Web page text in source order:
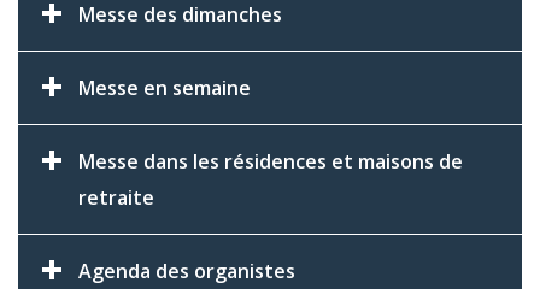
Messe des dimanches
Messe en semaine
Messe dans les résidences et maisons de
retraite
Agenda des organistes